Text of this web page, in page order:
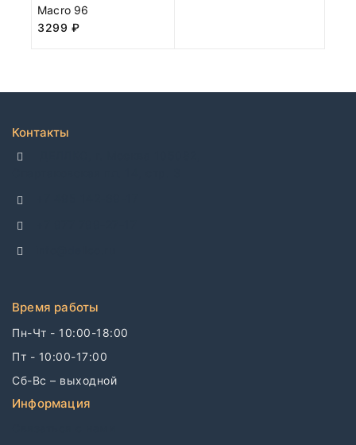
Macro 96
3299 ₽
Контакты
Время работы
Пн-Чт - 10:00-18:00
Пт - 10:00-17:00
Сб-Вс – выходной
Информация